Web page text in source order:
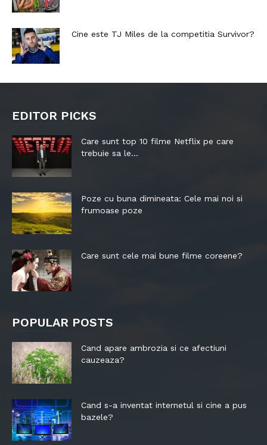
Cine este TJ Miles de la competitia Survivor?
EDITOR PICKS
Care sunt top 10 filme Netflix pe care
trebuie sa le...
Poze cu buna dimineata: Cele mai noi si
frumoase poze
Care sunt cele mai bune filme coreene?
POPULAR POSTS
Cand apare ambrozia si ce afectiuni
cauzeaza?
Cand s-a inventat internetul si cine a pus
bazele?